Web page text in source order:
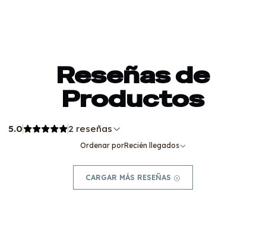
Reseñas de
Productos
5.0 2 reseñas
Ordenar porRecién llegados
CARGAR MÁS RESEÑAS